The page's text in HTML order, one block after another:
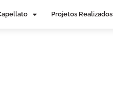
Projetos Realizados